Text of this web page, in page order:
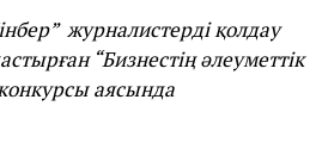
журналистерді қолдау
“Бизнестің әлеуметтік
аясында